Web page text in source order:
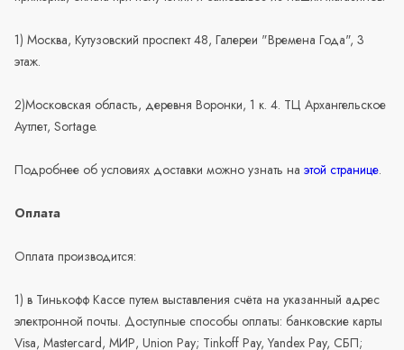
1) Москва, Кутузовский проспект 48, Галереи "Времена Года", 3
этаж.
2)Московская область, деревня Воронки, 1 к. 4. ТЦ Архангельское
Аутлет, Sortage.
Подробнее об условиях доставки можно узнать на этой странице.
Оплата
Оплата производится:
1) в Тинькофф Кассе путем выставления счёта на указанный адрес
электронной почты. Доступные способы оплаты: банковские карты
Visa, Mastercard, МИР, Union Pay; Tinkoff Pay, Yandex Pay, СБП;